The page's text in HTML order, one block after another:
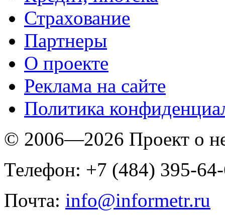
Страхование
Партнеры
O проекте
Реклама на сайте
Политика
© 2006—2026 Проект о
Телефон: +7 (484) 395-
Почта: info@informetr.ru